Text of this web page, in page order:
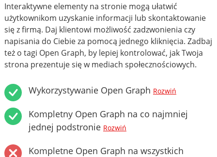
Interaktywne elementy na stronie mogą ułatwić
użytkownikom uzyskanie informacji lub skontaktowanie
się z firmą. Daj klientowi możliwość zadzwonienia czy
napisania do Ciebie za pomocą jednego kliknięcia. Zadbaj
też o tagi Open Graph, by lepiej kontrolować, jak Twoja
strona prezentuje się w mediach społecznościowych.
Wykorzystywanie Open Graph Rozwiń
Kompletny Open Graph na co najmniej
jednej podstronie Rozwiń
Kompletne Open Graph na wszystkich